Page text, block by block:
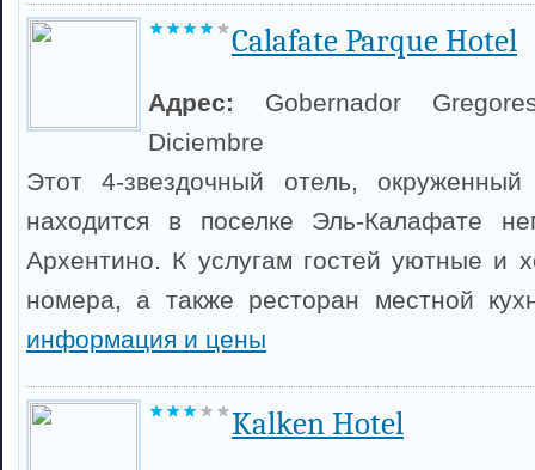
Calafate Parque Hotel
Адрес: Gobernador
Diciembre
Этот 4-звездочный отель,
находится в поселке Эль-Калафате
Архентино. К услугам гостей уютные и
номера, а также ресторан местной
информация и цены
Kalken Hotel